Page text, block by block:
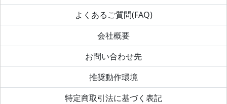
よくあるご質問(FAQ)
会社概要
お問い合わせ先
推奨動作環境
特定商取引法に基づく表記